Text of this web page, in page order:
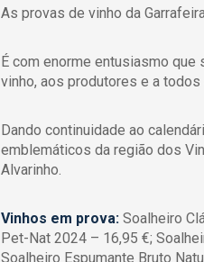
As provas de vinho da
É com enorme entusiasmo
vinho, aos produtores e a
Dando continuidade ao
emblemáticos da região dos
Alvarinho.
Vinhos em prova: Soalheiro
Pet-Nat 2024 – 16,95 €;
Soalheiro Espumante Bruto